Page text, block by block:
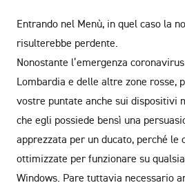
Entrando nel Menù, in quel caso la
risulterebbe perdente.
Nonostante l’emergenza
Lombardia e delle altre zone rosse,
vostre puntate anche sui dispositivi
che egli possiede bensì una
apprezzata per un ducato, perché le
ottimizzate per funzionare su
Windows. Pare tuttavia necessario